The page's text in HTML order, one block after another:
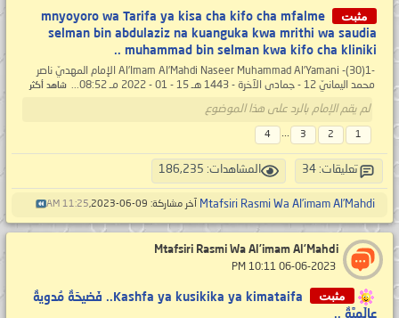
مثبت
mnyoyoro wa Tarifa ya kisa cha kifo cha mfalme
selman bin abdulaziz na kuanguka kwa mrithi wa saudia
muhammad bin selman kwa kifo cha kliniki ..
-1(30)- Al’Imam Al’Mahdi Naseer Muhammad Al’Yamani الإمام المهديّ ناصر
محمد اليمانيّ 12 - جمادى الآخرة - 1443 هـ 15 - 01 - 2022 مـ 08:52...
شاهد أكثر
لم يقم الإمام بالرد على هذا الموضوع
1
2
3
...
4
تعليقات: 34 المشاهدات: 186,235
Mtafsiri Rasmi Wa Al’imam Al’Mahdi آخر مشاركة: 09-06-2023, 11:25 AM
Mtafsiri Rasmi Wa Al’imam Al’Mahdi
مثبت
Kashfa ya kusikika ya kimataifa.. فَضيحَةٌ مُدويةٌ
عالَميَّةٌ ..